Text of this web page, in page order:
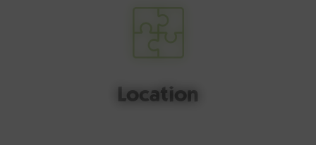
Location